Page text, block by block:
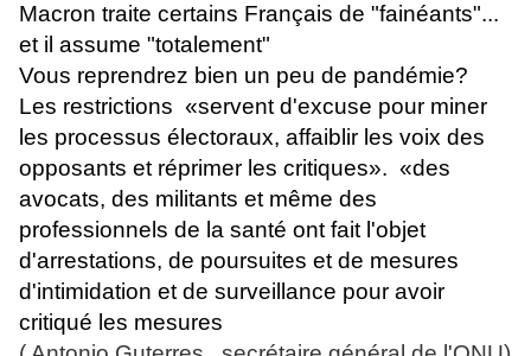
Macron traite certains Français de "fainéants"...
et il assume "totalement"
Vous reprendrez bien un peu de pandémie?
Les restrictions «servent d'excuse pour miner
les processus électoraux, affaiblir les voix des
opposants et réprimer les critiques». «des
avocats, des militants et même des
professionnels de la santé ont fait l'objet
d'arrestations, de poursuites et de mesures
d'intimidation et de surveillance pour avoir
critiqué les mesures